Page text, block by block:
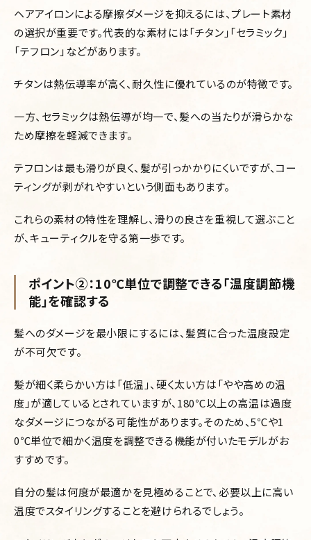
ヘアアイロンによる摩擦ダメージを抑えるには、プレート素材
の選択が重要です。代表的な素材には「チタン」「セラミック」
「テフロン」などがあります。
チタンは熱伝導率が高く、耐久性に優れているのが特徴です。
一方、セラミックは熱伝導が均一で、髪への当たりが滑らかな
ため摩擦を軽減できます。
テフロンは最も滑りが良く、髪が引っかかりにくいですが、コー
ティングが剥がれやすいという側面もあります。
これらの素材の特性を理解し、滑りの良さを重視して選ぶこと
が、キューティクルを守る第一歩です。
ポイント②：10℃単位で調整できる「温度調節機
能」を確認する
髪へのダメージを最小限にするには、髪質に合った温度設定
が不可欠です。
髪が細く柔らかい方は「低温」、硬く太い方は「やや高めの温
度」が適しているとされていますが、180℃以上の高温は過度
なダメージにつながる可能性があります。そのため、5℃や1
0℃単位で細かく温度を調整できる機能が付いたモデルがお
すすめです。
自分の髪は何度が最適かを見極めることで、必要以上に高い
温度でスタイリングすることを避けられるでしょう。